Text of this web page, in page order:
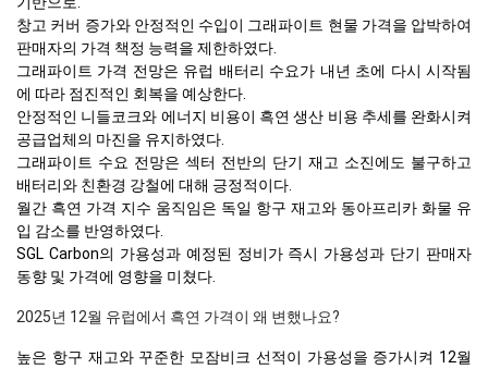
창고 커버 증가와 안정적인 수입이 그래파이트 현물 가격을 압박하여
판매자의 가격 책정 능력을 제한하였다.
그래파이트 가격 전망은 유럽 배터리 수요가 내년 초에 다시 시작됨
에 따라 점진적인 회복을 예상한다.
안정적인 니들코크와 에너지 비용이 흑연 생산 비용 추세를 완화시켜
공급업체의 마진을 유지하였다.
그래파이트 수요 전망은 섹터 전반의 단기 재고 소진에도 불구하고
배터리와 친환경 강철에 대해 긍정적이다.
월간 흑연 가격 지수 움직임은 독일 항구 재고와 동아프리카 화물 유
입 감소를 반영하였다.
SGL Carbon의 가용성과 예정된 정비가 즉시 가용성과 단기 판매자
동향 및 가격에 영향을 미쳤다.
2025년 12월 유럽에서 흑연 가격이 왜 변했나요?
높은 항구 재고와 꾸준한 모잠비크 선적이 가용성을 증가시켜 12월